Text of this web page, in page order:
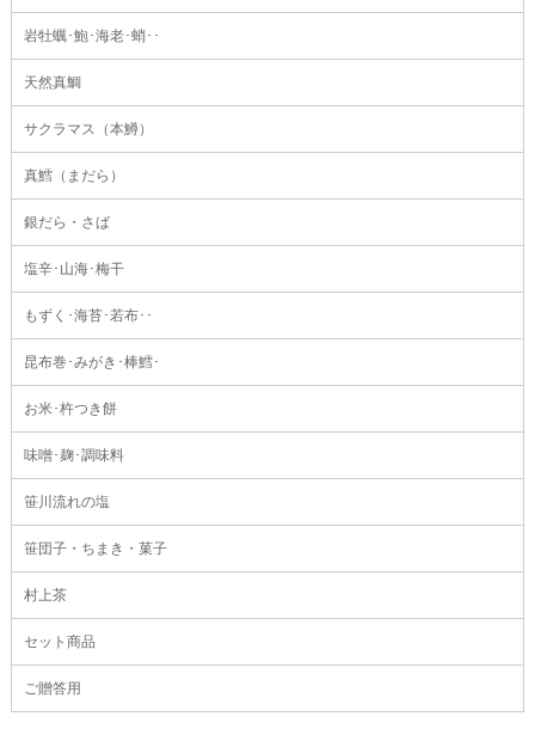
岩牡蠣･鮑･海老･蛸･･
天然真鯛
サクラマス（本鱒）
真鱈（まだら）
銀だら・さば
塩辛･山海･梅干
もずく･海苔･若布･･
昆布巻･みがき･棒鱈･
お米･杵つき餅
味噌･麹･調味料
笹川流れの塩
笹団子・ちまき・菓子
村上茶
セット商品
ご贈答用